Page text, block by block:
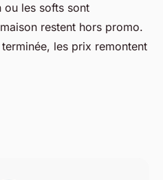
ou les softs sont
restent hors promo.
les prix remontent